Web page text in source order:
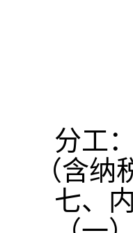
分工
（含
七、